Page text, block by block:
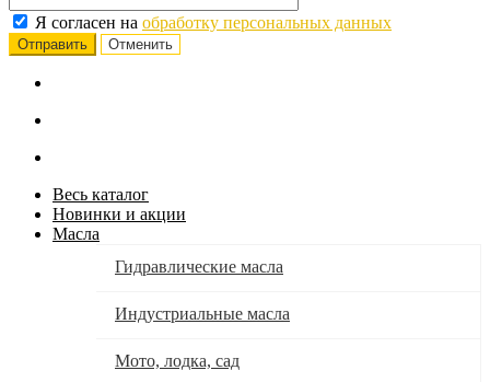
Я согласен на обработку персональных данных
Отменить
Весь каталог
Новинки и акции
Масла
Гидравлические масла
Индустриальные масла
Мото, лодка, сад